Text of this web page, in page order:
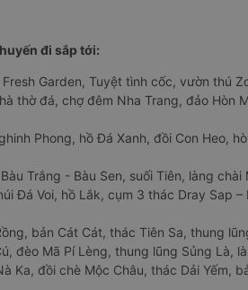
đi sắp tới:
Garden, Tuyệt tình cốc, vườn thú
thờ đá, chợ đêm Nha Trang, đảo Hòn
Phong, hồ Đá Xanh, đồi Con Heo,
Trắng - Bàu Sen, suối Tiên, làng chài
Đá Voi, hồ Lắk, cụm 3 thác Dray Sap –
bản Cát Cát, thác Tiên Sa, thung
đèo Mã Pí Lèng, thung lũng Sủng Là,
Ka, đồi chè Mộc Châu, thác Dải Yếm,